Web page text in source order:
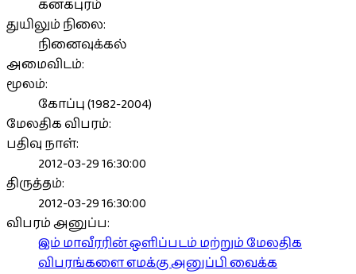
கனகபுரம்
துயிலும் நிலை:
நினைவுக்கல்
அமைவிடம்:
மூலம்:
கோப்பு (1982-2004)
மேலதிக விபரம்:
பதிவு நாள்:
2012-03-29 16:30:00
திருத்தம்:
2012-03-29 16:30:00
விபரம் அனுப்ப:
இம் மாவீரரின் ஒளிப்படம் மற்றும் மேலதிக
விபரங்களை எமக்கு அனுப்பி வைக்க